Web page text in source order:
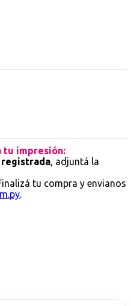
tu impresión:
registrada, adjuntá la
tu compra y envianos
.